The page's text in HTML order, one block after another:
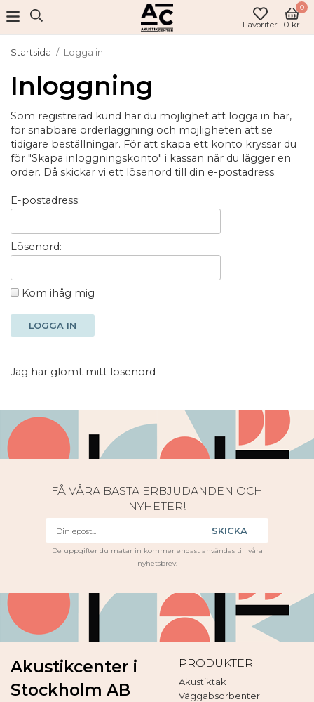
Favoriter
0
0 kr
Startsida / Logga in
Inloggning
Som registrerad kund har du möjlighet att logga in här,
för snabbare orderläggning och möjligheten att se
tidigare beställningar. För att skapa ett konto kryssar du
för "Skapa inloggningskonto" i kassan när du lägger en
order. Då skickar vi ett lösenord till din e-postadress.
E-postadress:
Lösenord:
Kom ihåg mig
LOGGA IN
Jag har glömt mitt lösenord
FÅ VÅRA BÄSTA ERBJUDANDEN OCH
NYHETER!
SKICKA
De uppgifter du matar in kommer endast användas till våra
nyhetsbrev.
Akustikcenter i
Stockholm AB
PRODUKTER
Akustiktak
Väggabsorbenter